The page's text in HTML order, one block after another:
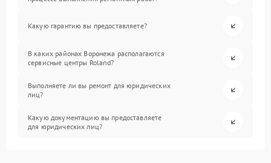
Какую гарантию вы предоставляете?
В каких районах Воронежа располагаются
сервисные центры Roland?
Выполняете ли вы ремонт для юридических
лиц?
Какую документацию вы предоставляете
для юридических лиц?